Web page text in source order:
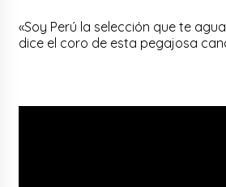
«Soy Perú la selección que te
dice el coro de esta pegajosa